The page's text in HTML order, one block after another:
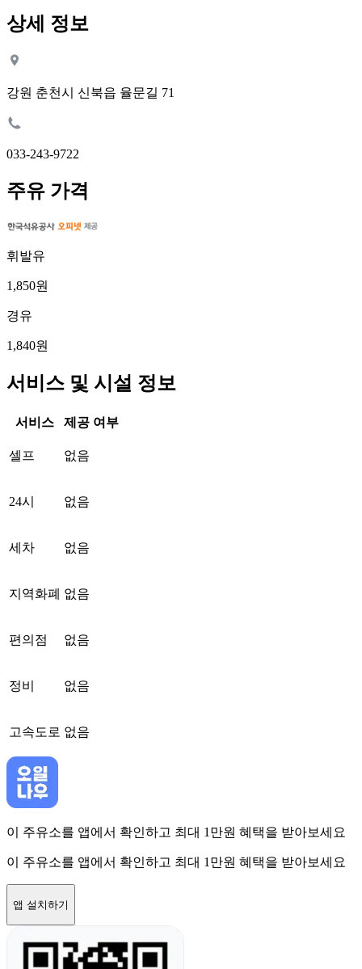
상세 정보
강원 춘천시 신북읍 율문길 71
033-243-9722
주유 가격
휘발유
1,850원
경유
1,840원
서비스 및 시설 정보
서비스 제공 여부
셀프 없음
24시 없음
세차 없음
지역화폐 없음
편의점 없음
정비 없음
고속도로 없음
이 주유소를 앱에서 확인하고 최대 1만원 혜택을 받아보세요
이 주유소를 앱에서 확인하고 최대 1만원 혜택을 받아보세요
앱 설치하기